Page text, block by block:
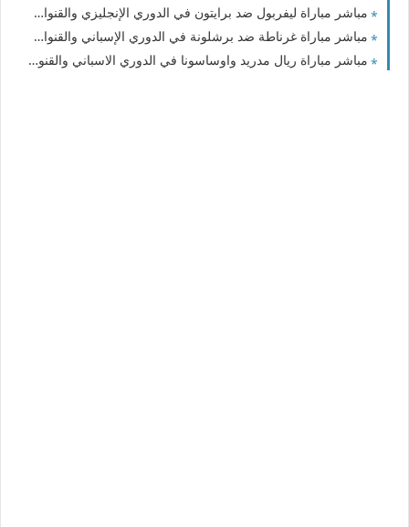
مباشر مباراة ليفربول ضد برايتون في الدوري الإنجليزي والقنوات الناقلة
مباشر مباراة غرناطة ضد برشلونة في الدوري الإسباني والقنوات الناقلة
مباشر مباراة ريال مدريد واوساسونا في الدوري الاسباني والقنوات الناقلة